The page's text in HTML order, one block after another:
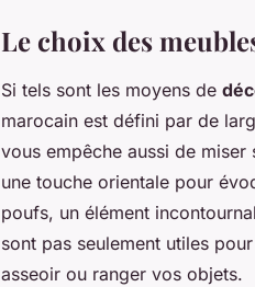
Le choix des
Si tels sont les moyens de
marocain est défini par de
vous empêche aussi de miser
une touche orientale pour
poufs, un élément
sont pas seulement utiles
asseoir ou ranger vos objets.